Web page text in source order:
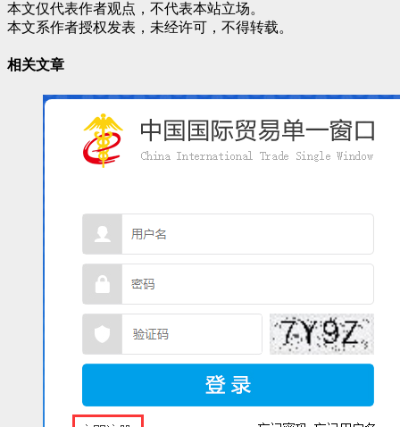
本文仅代表作者观点，不代表本站立场。
本文系作者授权发表，未经许可，不得转载。
相关文章